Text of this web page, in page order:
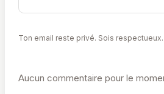
Ton email reste privé. Sois respectueux.
Aucun commentaire pour le